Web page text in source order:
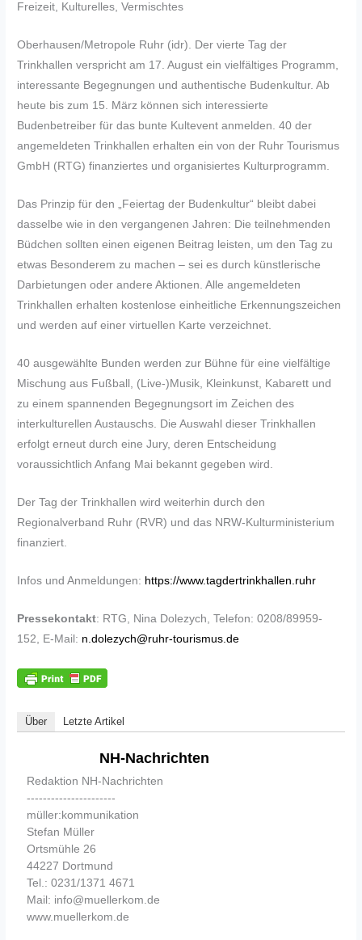
Freizeit, Kulturelles, Vermischtes
Oberhausen/Metropole Ruhr (idr). Der vierte Tag der
Trinkhallen verspricht am 17. August ein vielfältiges Programm,
interessante Begegnungen und authentische Budenkultur. Ab
heute bis zum 15. März können sich interessierte
Budenbetreiber für das bunte Kultevent anmelden. 40 der
angemeldeten Trinkhallen erhalten ein von der Ruhr Tourismus
GmbH (RTG) finanziertes und organisiertes Kulturprogramm.
Das Prinzip für den „Feiertag der Budenkultur“ bleibt dabei
dasselbe wie in den vergangenen Jahren: Die teilnehmenden
Büdchen sollten einen eigenen Beitrag leisten, um den Tag zu
etwas Besonderem zu machen – sei es durch künstlerische
Darbietungen oder andere Aktionen. Alle angemeldeten
Trinkhallen erhalten kostenlose einheitliche Erkennungszeichen
und werden auf einer virtuellen Karte verzeichnet.
40 ausgewählte Bunden werden zur Bühne für eine vielfältige
Mischung aus Fußball, (Live-)Musik, Kleinkunst, Kabarett und
zu einem spannenden Begegnungsort im Zeichen des
interkulturellen Austauschs. Die Auswahl dieser Trinkhallen
erfolgt erneut durch eine Jury, deren Entscheidung
voraussichtlich Anfang Mai bekannt gegeben wird.
Der Tag der Trinkhallen wird weiterhin durch den
Regionalverband Ruhr (RVR) und das NRW-Kulturministerium
finanziert.
Infos und Anmeldungen: https://www.tagdertrinkhallen.ruhr
Pressekontakt: RTG, Nina Dolezych, Telefon: 0208/89959-
152, E-Mail: n.dolezych@ruhr-tourismus.de
Über Letzte Artikel
NH-Nachrichten
Redaktion NH-Nachrichten
----------------------
müller:kommunikation
Stefan Müller
Ortsmühle 26
44227 Dortmund
Tel.: 0231/1371 4671
Mail: info@muellerkom.de
www.muellerkom.de